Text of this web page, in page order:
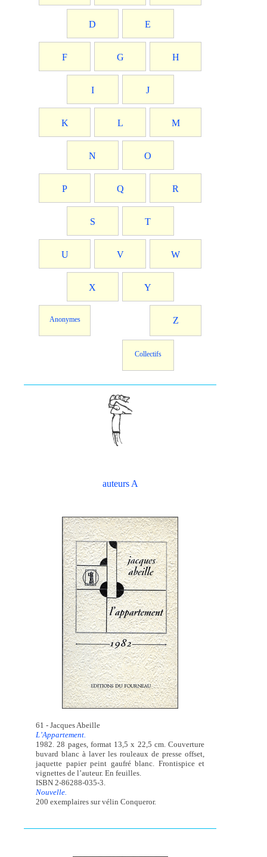
D E
F G H
I J
K L M
N O
P Q R
S T
U V W
X Y
Anonymes Z
Collectifs
auteurs A
61 - Jacques Abeille
L’Appartement.
1982. 28 pages, format 13,5 x 22,5 cm. Couverture
buvard blanc à laver les rouleaux de presse offset,
jaquette papier peint gaufré blanc. Frontispice et
vignettes de l’auteur. En feuilles.
ISBN 2-86288-035-3.
Nouvelle.
200 exemplaires sur vélin Conqueror.